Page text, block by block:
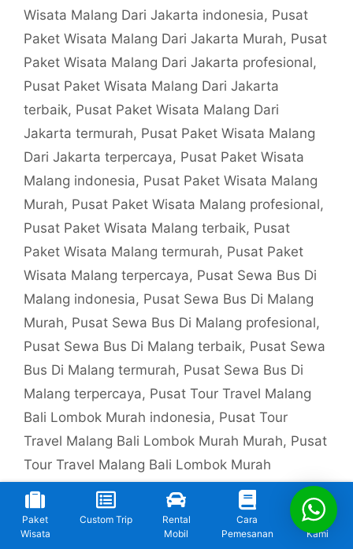
Wisata Malang Dari Jakarta indonesia, Pusat
Paket Wisata Malang Dari Jakarta Murah, Pusat
Paket Wisata Malang Dari Jakarta profesional,
Pusat Paket Wisata Malang Dari Jakarta
terbaik, Pusat Paket Wisata Malang Dari
Jakarta termurah, Pusat Paket Wisata Malang
Dari Jakarta terpercaya, Pusat Paket Wisata
Malang indonesia, Pusat Paket Wisata Malang
Murah, Pusat Paket Wisata Malang profesional,
Pusat Paket Wisata Malang terbaik, Pusat
Paket Wisata Malang termurah, Pusat Paket
Wisata Malang terpercaya, Pusat Sewa Bus Di
Malang indonesia, Pusat Sewa Bus Di Malang
Murah, Pusat Sewa Bus Di Malang profesional,
Pusat Sewa Bus Di Malang terbaik, Pusat Sewa
Bus Di Malang termurah, Pusat Sewa Bus Di
Malang terpercaya, Pusat Tour Travel Malang
Bali Lombok Murah indonesia, Pusat Tour
Travel Malang Bali Lombok Murah Murah, Pusat
Tour Travel Malang Bali Lombok Murah
profesional
,Pusat Tour Travel Malang Bali
Lombok Murah terbaik , Pusat Tour Travel
Malang Bali Lombok Murah termurah,Pusat
Paket
Wisata
Custom Trip
Rental
Mobil
Cara
Pemesanan
Kontak
Kami